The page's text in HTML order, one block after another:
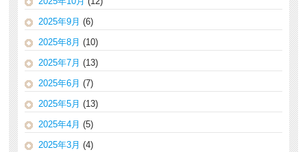
2025年9月 (6)
2025年8月 (10)
2025年7月 (13)
2025年6月 (7)
2025年5月 (13)
2025年4月 (5)
2025年3月 (4)